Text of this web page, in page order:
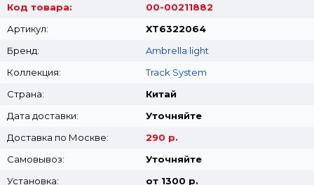
Код товара:
00-00211882
Артикул:
XT6322064
Бренд:
Ambrella light
Коллекция:
Track System
Страна:
Китай
Дата доставки:
Уточняйте
Доставка по Москве:
290 р.
Самовывоз:
Уточняйте
Установка:
от 1300 p.